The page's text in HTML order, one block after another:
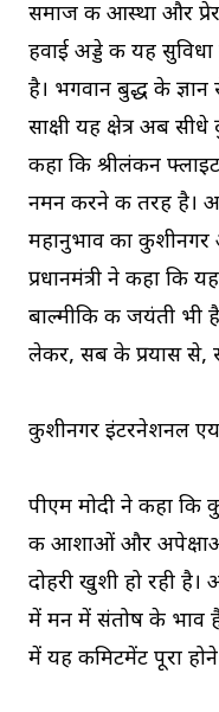
समाज की आस्था और
हवाई अड्डे की यह
है। भगवान बुद्ध के ज्ञान
साक्षी यह क्षेत्र अब सीधे
कहा कि श्रीलंकन
नमन करने की तरह है।
महानुभाव का कुशीनगर
प्रधानमंत्री ने कहा
बाल्मीकि की जयंती भी
लेकर, सब के प्रयास से,
कुशीनगर इंटरनेशनल
पीएम मोदी ने कहा कि
की आशाओं और
दोहरी खुशी हो रही है।
में मन में संतोष के भाव हैं
में यह कमिटमेंट पूरा होने